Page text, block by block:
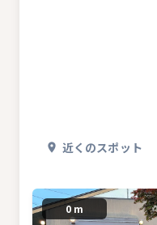
近くのスポット
0 m